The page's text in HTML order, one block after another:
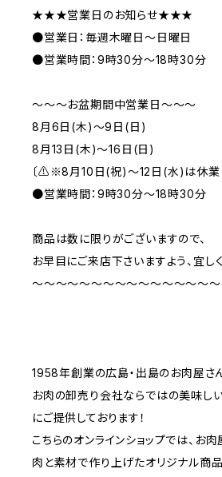
★★★営業日のお知らせ★★★
●営業日：毎週木曜日～日曜日
●営業時間：9時30分～18時30分
～～～お盆期間中営業日～～～
8月6日(木)～9日(日)
8月13日(木)～16日(日)
〔⚠※8月10日(祝)～12日(水)は休業日
●営業時間：9時30分～18時30分
商品は数に限りがございますので、
お早目にご来店下さいますよう、宜し
～～～～～～～～～～～～～～～
1958年創業の広島・出島のお肉屋さん
お肉の卸売り会社ならではの美味し
にご提供しております！
こちらのオンラインショップでは、お
肉と素材で作り上げたオリジナル商品